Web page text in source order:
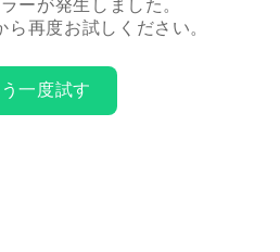
ーが発生しました。
ら再度お試しください。
う一度試す